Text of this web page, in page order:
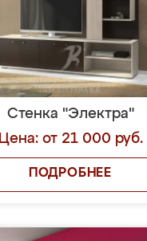
Стенка "Электра"
Цена: от 21 000 руб.
ПОДРОБНЕЕ